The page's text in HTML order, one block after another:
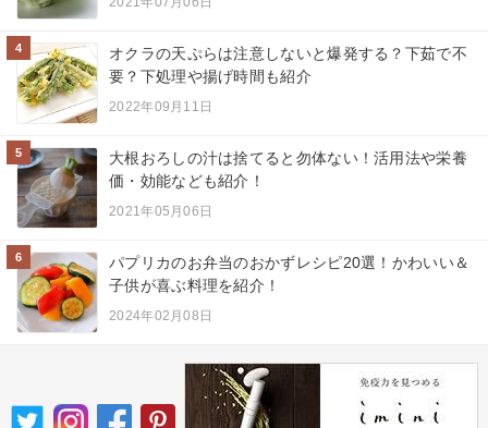
4
オクラの天ぷらは注意しないと爆発する？下茹で不
要？下処理や揚げ時間も紹介
2022年09月11日
5
大根おろしの汁は捨てると勿体ない！活用法や栄養
価・効能なども紹介！
2021年05月06日
6
パプリカのお弁当のおかずレシピ20選！かわいい＆
子供が喜ぶ料理を紹介！
2024年02月08日